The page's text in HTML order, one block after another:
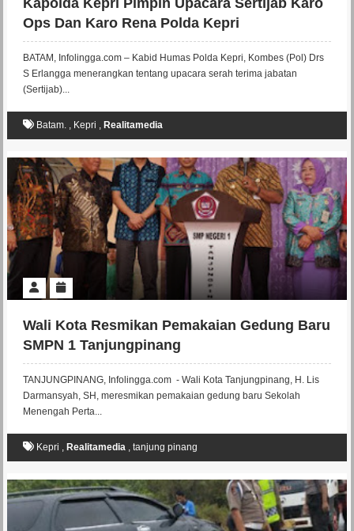
Kapolda Kepri Pimpin Upacara Sertijab Karo
Ops Dan Karo Rena Polda Kepri
BATAM, Infolingga.com – Kabid Humas Polda Kepri, Kombes (Pol) Drs
S Erlangga menerangkan tentang upacara serah terima jabatan
(Sertijab)...
Batam., Kepri , Realitamedia
Wali Kota Resmikan Pemakaian Gedung Baru
SMPN 1 Tanjungpinang
TANJUNGPINANG, Infolingga.com - Wali Kota Tanjungpinang, H. Lis
Darmansyah, SH, meresmikan pemakaian gedung baru Sekolah
Menengah Perta...
Kepri , Realitamedia, tanjung pinang